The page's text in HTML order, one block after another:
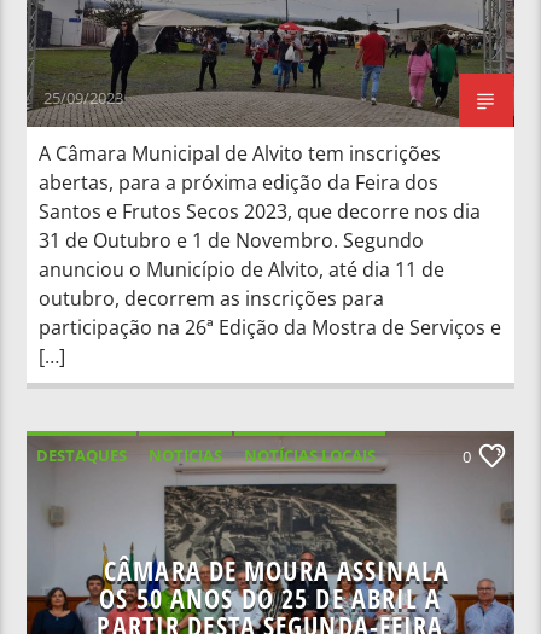
25/09/2023
A Câmara Municipal de Alvito tem inscrições
abertas, para a próxima edição da Feira dos
Santos e Frutos Secos 2023, que decorre nos dia
31 de Outubro e 1 de Novembro. Segundo
anunciou o Município de Alvito, até dia 11 de
outubro, decorrem as inscrições para
participação na 26ª Edição da Mostra de Serviços e
[…]
DESTAQUES NOTICIAS
NOTÍCIAS LOCAIS
NOTÍCIAS NACIONAIS
0
CÂMARA DE MOURA ASSINALA
OS 50 ANOS DO 25 DE ABRIL A
PARTIR DESTA SEGUNDA-FEIRA